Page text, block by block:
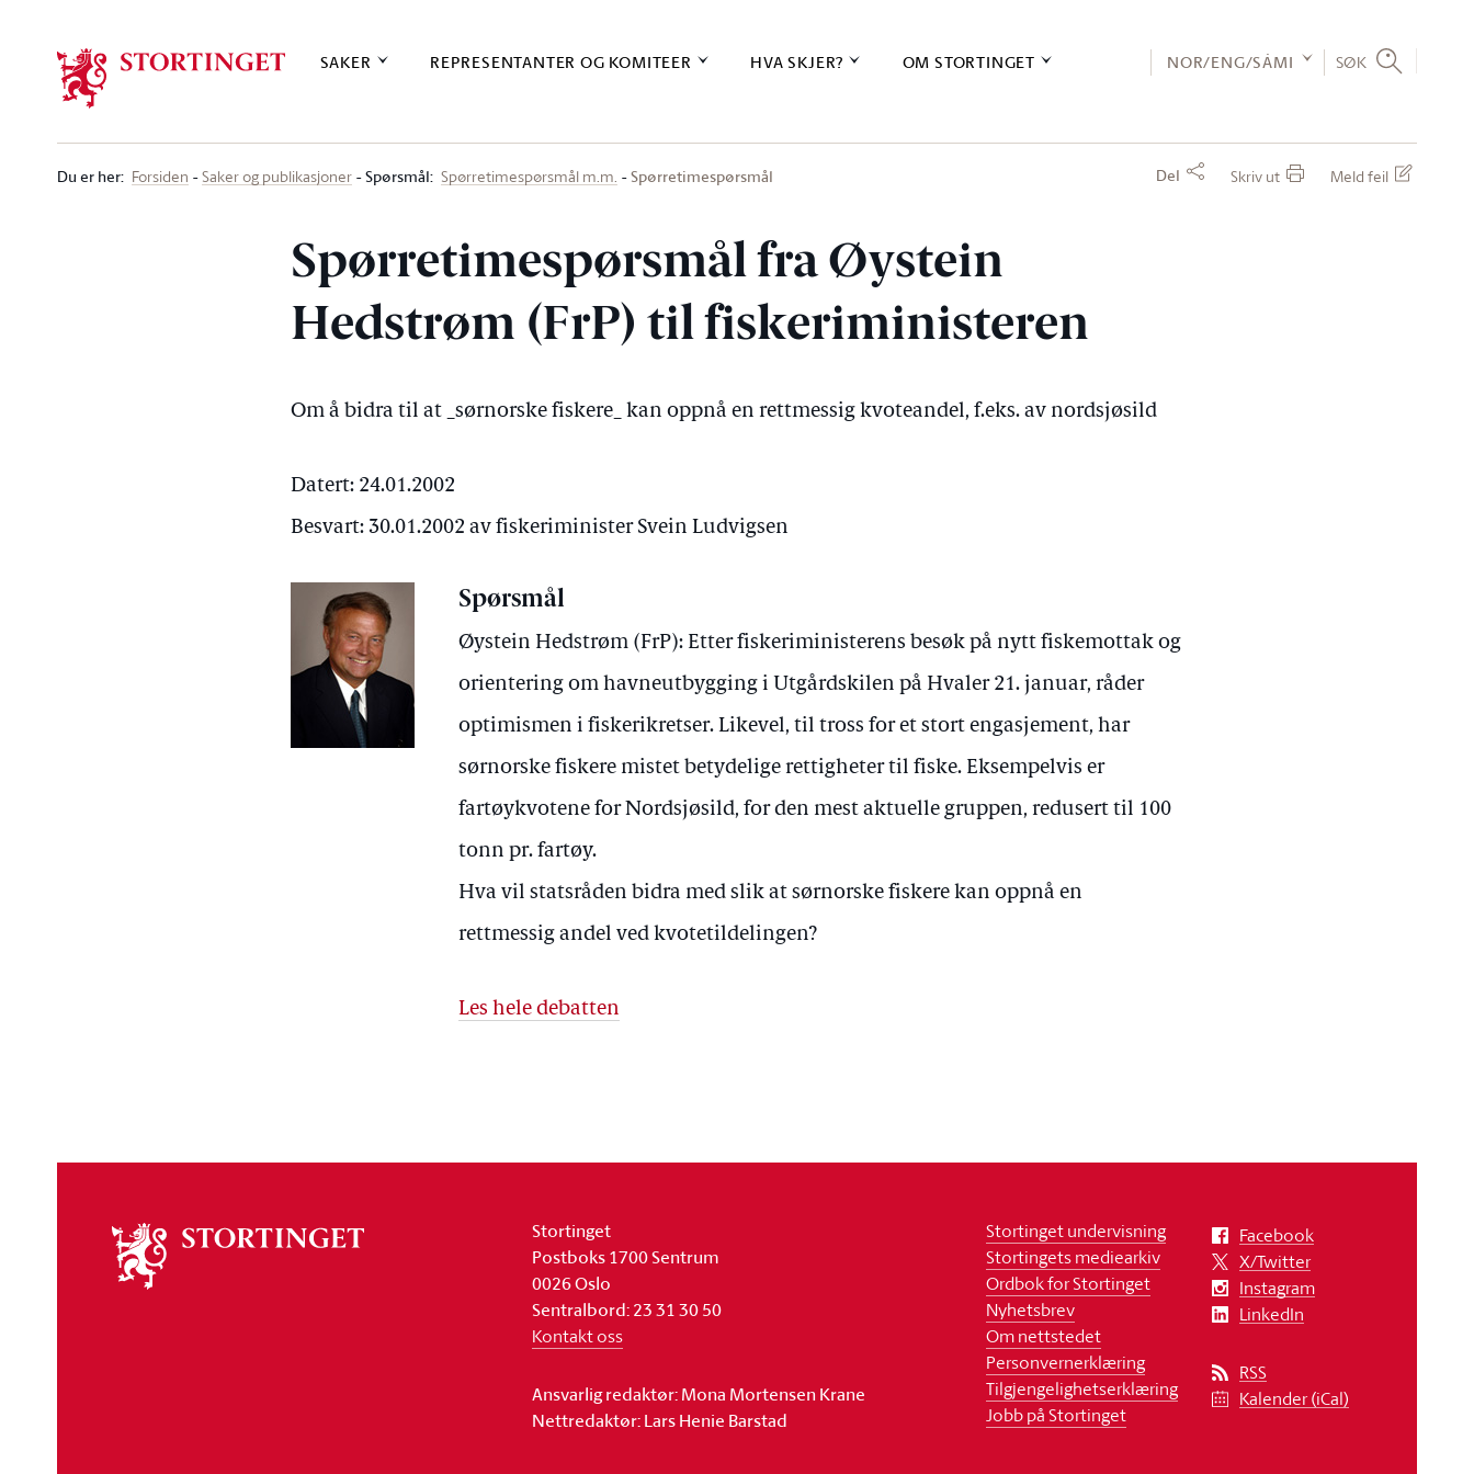
SAKER REPRESENTANTER OG KOMITEER HVA SKJER? OM STORTINGET NOR/ENG/SÁMI SØK
Du er her: Forsiden Saker og publikasjoner Spørsmål: Spørretimespørsmål m.m. Spørretimespørsmål Del Skriv ut Meld feil
Spørretimespørsmål fra Øystein
Hedstrøm (FrP) til fiskeriministeren
Om å bidra til at _sørnorske fiskere_ kan oppnå en rettmessig kvoteandel, f.eks. av nordsjøsild
Datert: 24.01.2002
Besvart: 30.01.2002 av fiskeriminister Svein Ludvigsen
Spørsmål
Øystein Hedstrøm (FrP): Etter fiskeriministerens besøk på nytt fiskemottak og
orientering om havneutbygging i Utgårdskilen på Hvaler 21. januar, råder
optimismen i fiskerikretser. Likevel, til tross for et stort engasjement, har
sørnorske fiskere mistet betydelige rettigheter til fiske. Eksempelvis er
fartøykvotene for Nordsjøsild, for den mest aktuelle gruppen, redusert til 100
tonn pr. fartøy.
Hva vil statsråden bidra med slik at sørnorske fiskere kan oppnå en
rettmessig andel ved kvotetildelingen?
Les hele debatten
stortinget
Stortinget
Postboks 1700 Sentrum
0026 Oslo
Sentralbord: 23 31 30 50
Kontakt oss
Ansvarlig redaktør: Mona Mortensen Krane
Nettredaktør: Lars Henie Barstad
Stortinget undervisning
Stortingets mediearkiv
Ordbok for Stortinget
Nyhetsbrev
Om nettstedet
Personvernerklæring
Tilgjengelighetserklæring
Jobb på Stortinget
Facebook
X/Twitter
Instagram
LinkedIn
RSS
Kalender (iCal)